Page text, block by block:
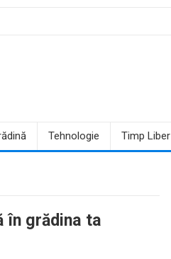
Tehnologie Timp Liber
în grădina ta